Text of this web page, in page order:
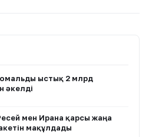
ыстық 2 млрд
әкелді
мен Иранға қарсы жаңа
мақұлдады